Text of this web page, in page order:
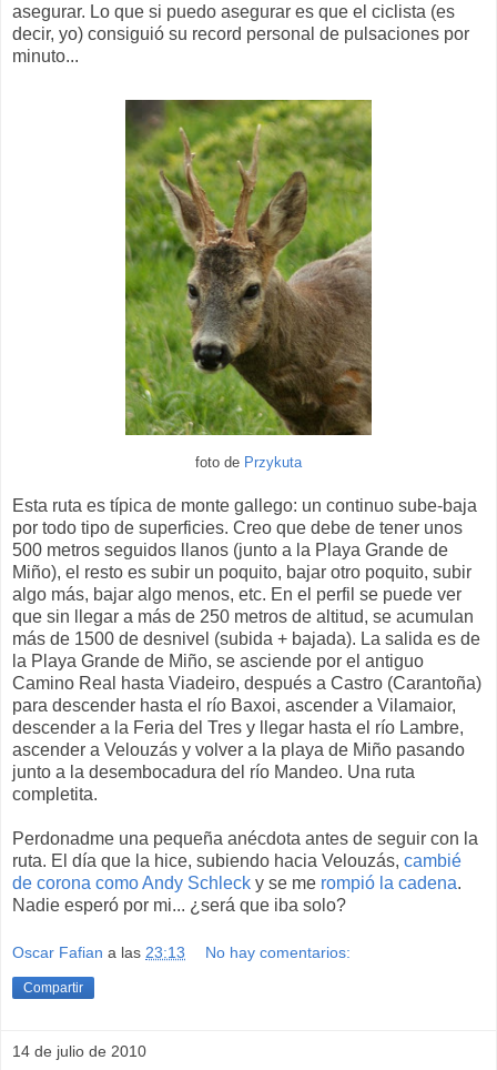
asegurar. Lo que si puedo asegurar es que el ciclista (es
decir, yo) consiguió su record personal de pulsaciones por
minuto...
foto de Przykuta
Esta ruta es típica de monte gallego: un continuo sube-baja
por todo tipo de superficies. Creo que debe de tener unos
500 metros seguidos llanos (junto a la Playa Grande de
Miño), el resto es subir un poquito, bajar otro poquito, subir
algo más, bajar algo menos, etc. En el perfil se puede ver
que sin llegar a más de 250 metros de altitud, se acumulan
más de 1500 de desnivel (subida + bajada). La salida es de
la Playa Grande de Miño, se asciende por el antiguo
Camino Real hasta Viadeiro, después a Castro (Carantoña)
para descender hasta el río Baxoi, ascender a Vilamaior,
descender a la Feria del Tres y llegar hasta el río Lambre,
ascender a Velouzás y volver a la playa de Miño pasando
junto a la desembocadura del río Mandeo. Una ruta
completita.
Perdonadme una pequeña anécdota antes de seguir con la
ruta. El día que la hice, subiendo hacia Velouzás, cambié
de corona como Andy Schleck y se me rompió la cadena.
Nadie esperó por mi... ¿será que iba solo?
Oscar Fafian a las 23:13 No hay comentarios:
Compartir
14 de julio de 2010